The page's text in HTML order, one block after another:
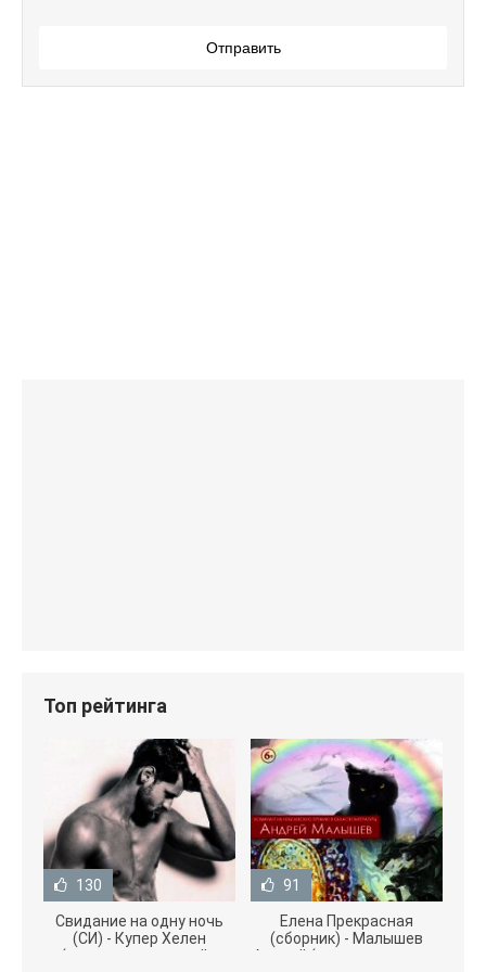
Отправить
Топ рейтинга
130
Свидание на одну ночь
(СИ) - Купер Хелен
(читать книги онлайн
91
Елена Прекрасная
(сборник) - Малышев
Андрей (книги полностью